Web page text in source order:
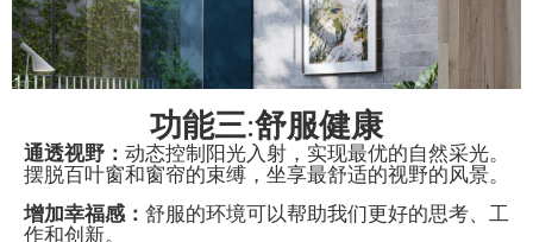
功能三:舒服健康
通透视野： 动态控制阳光入射，实现最优的自然采光。
摆脱百叶窗和窗帘的束缚，坐享最舒适的视野的风景。
增加幸福感： 舒服的环境可以帮助我们更好的思考、工